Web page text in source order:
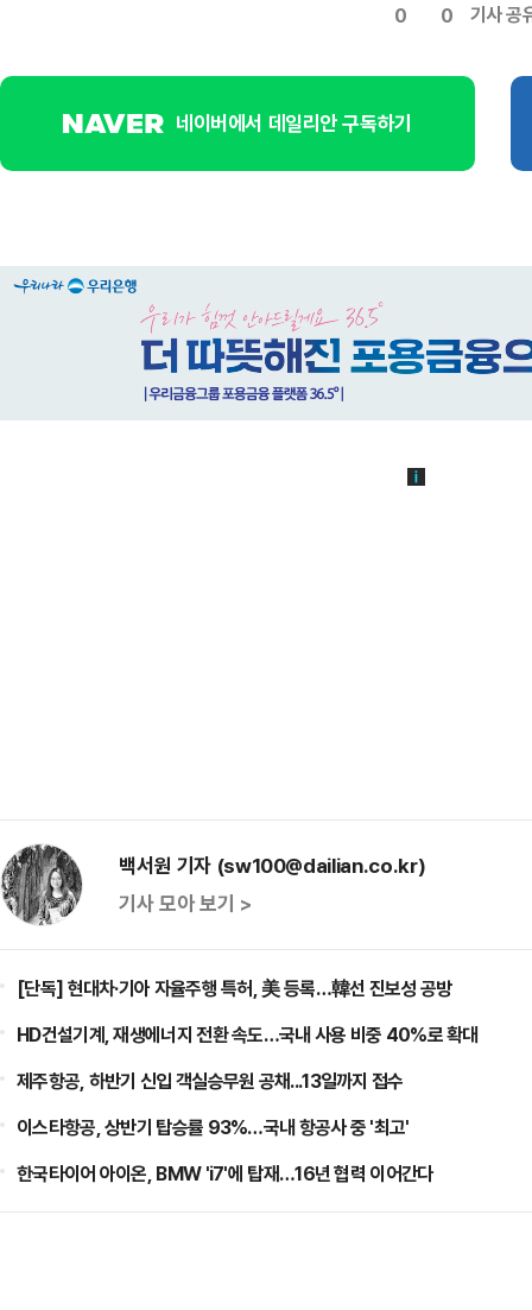
0 0 기사 공
네이버에서 데일리안 구독하기
백서원 기자 (sw100@dailian.co.kr)
기사 모아 보기 >
[단독] 현대차·기아 자율주행 특허, 美 등록…韓선 진보성 공방
HD건설기계, 재생에너지 전환 속도…국내 사용 비중 40%로 확대
제주항공, 하반기 신입 객실승무원 공채...13일까지 접수
이스타항공, 상반기 탑승률 93%…국내 항공사 중 '최고'
한국타이어 아이온, BMW 'i7'에 탑재…16년 협력 이어간다